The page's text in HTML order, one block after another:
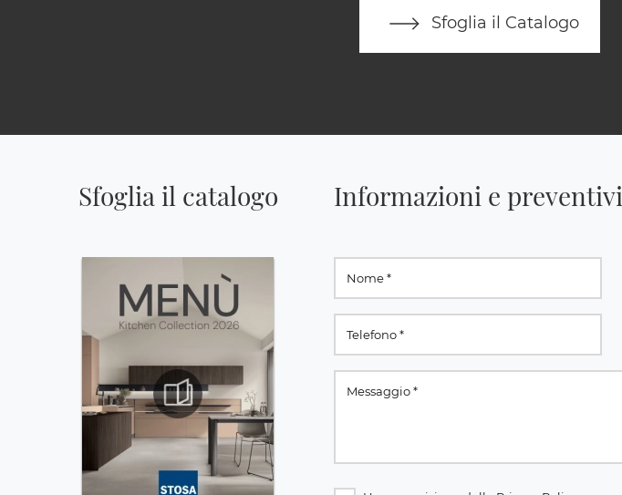
Sfoglia il Catalogo
Sfoglia il catalogo Informazioni e preventivi